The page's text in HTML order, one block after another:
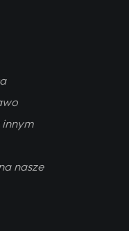
nasze